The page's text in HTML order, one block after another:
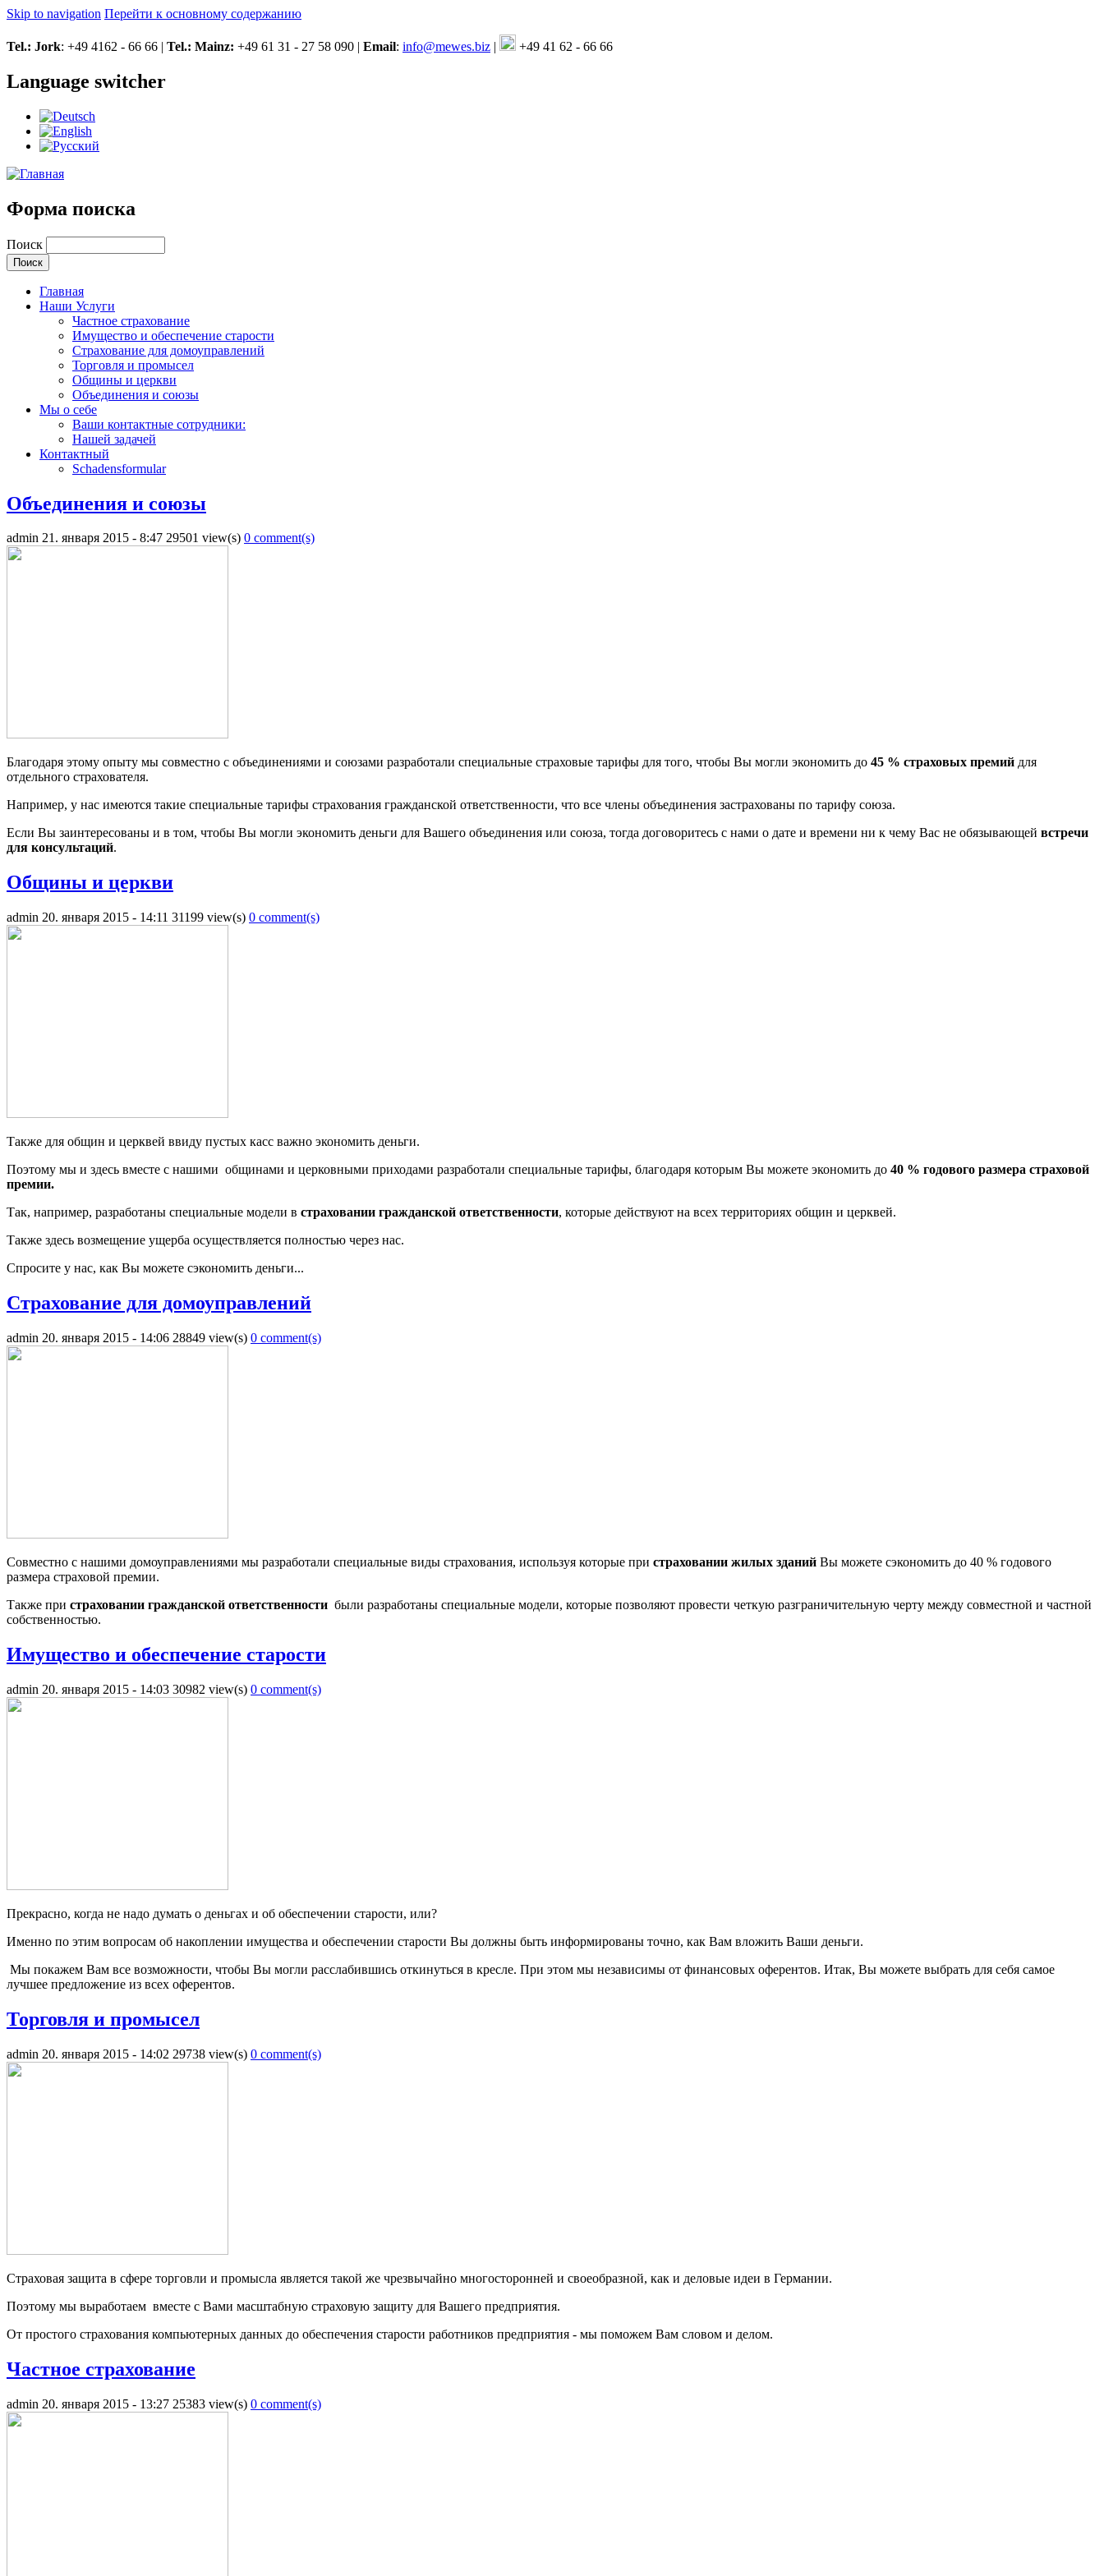
Skip to navigation Перейти к основному содержанию
Tel.: Jork: +49 4162 - 66 66 | Tel.: Mainz: +49 61 31 - 27 58 090 | Email: info@mewes.biz | +49 41 62 - 66 66
Language switcher
Форма поиска
Поиск
Главная
Наши Услуги
Частное страхование
Имущество и обеспечение старости
Страхование для домоуправлений
Торговля и промысел
Общины и церкви
Объединения и союзы
Мы о себе
Ваши контактные сотрудники:
Нашей задачей
Контактный
Schadensformular
Объединения и союзы
admin 21. января 2015 - 8:47 29501 view(s) 0 comment(s)
Благодаря этому опыту мы совместно с объединениями и союзами разработали специальные страховые тарифы для того, чтобы Вы могли экономить до 45 % страховых премий для
отдельного страхователя.
Например, у нас имеются такие специальные тарифы страхования гражданской ответственности, что все члены объединения застрахованы по тарифу союза.
Если Вы заинтересованы и в том, чтобы Вы могли экономить деньги для Вашего объединения или союза, тогда договоритесь с нами о дате и времени ни к чему Вас не обязывающей встречи
для консультаций.
Общины и церкви
admin 20. января 2015 - 14:11 31199 view(s) 0 comment(s)
Также для общин и церквей ввиду пустых касс важно экономить деньги.
Поэтому мы и здесь вместе с нашими общинами и церковными приходами разработали специальные тарифы, благодаря которым Вы можете экономить до 40 % годового размера страховой
премии.
Так, например, разработаны специальные модели в страховании гражданской ответственности, которые действуют на всех территориях общин и церквей.
Также здесь возмещение ущерба осуществляется полностью через нас.
Спросите у нас, как Вы можете сэкономить деньги...
Страхование для домоуправлений
admin 20. января 2015 - 14:06 28849 view(s) 0 comment(s)
Совместно с нашими домоуправлениями мы разработали специальные виды страхования, используя которые при страховании жилых зданий Вы можете сэкономить до 40 % годового
размера страховой премии.
Также при страховании гражданской ответственности были разработаны специальные модели, которые позволяют провести четкую разграничительную черту между совместной и частной
собственностью.
Имущество и обеспечение старости
admin 20. января 2015 - 14:03 30982 view(s) 0 comment(s)
Прекрасно, когда не надо думать о деньгах и об обеспечении старости, или?
Именно по этим вопросам об накоплении имущества и обеспечении старости Вы должны быть информированы точно, как Вам вложить Ваши деньги.
Мы покажем Вам все возможности, чтобы Вы могли расслабившись откинуться в кресле. При этом мы независимы от финансовых оферентов. Итак, Вы можете выбрать для себя самое
лучшее предложение из всех оферентов.
Торговля и промысел
admin 20. января 2015 - 14:02 29738 view(s) 0 comment(s)
Страховая защита в сфере торговли и промысла является такой же чрезвычайно многосторонней и своеобразной, как и деловые идеи в Германии.
Поэтому мы выработаем вместе с Вами масштабную страховую защиту для Вашего предприятия.
От простого страхования компьютерных данных до обеспечения старости работников предприятия - мы поможем Вам словом и делом.
Частное страхование
admin 20. января 2015 - 13:27 25383 view(s) 0 comment(s)